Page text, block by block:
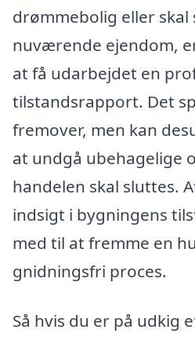
drømmebolig eller
nuværende ejendom,
at få udarbejdet en
tilstandsrapport. Det
fremover, men kan
at undgå ubehagelige
handelen skal sluttes.
indsigt i bygningens
med til at fremme en
gnidningsfri proces.
Så hvis du er på udkig